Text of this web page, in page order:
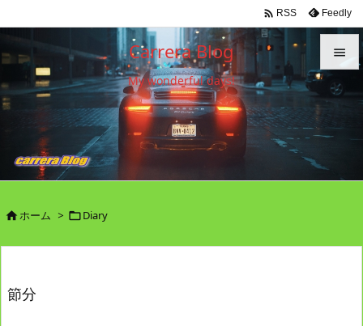
Carrera Blog
My wonderful days!


メニュ

 RSS Feedly
ホーム > Diary
節分